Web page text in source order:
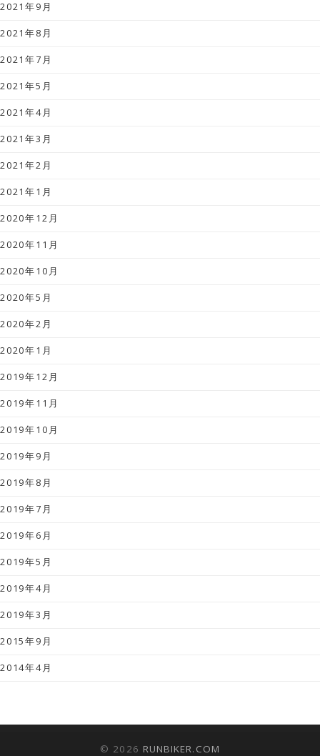
2021年9月
2021年8月
2021年7月
2021年5月
2021年4月
2021年3月
2021年2月
2021年1月
2020年12月
2020年11月
2020年10月
2020年5月
2020年2月
2020年1月
2019年12月
2019年11月
2019年10月
2019年9月
2019年8月
2019年7月
2019年6月
2019年5月
2019年4月
2019年3月
2015年9月
2014年4月
© 2026 RUNBIKER.COM